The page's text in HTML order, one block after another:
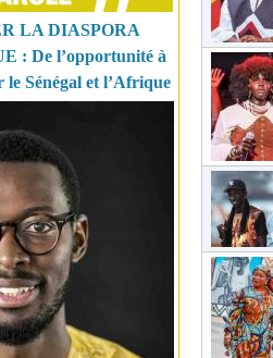
LA DIASPORA
: De l’opportunité à
le Sénégal et l’Afrique